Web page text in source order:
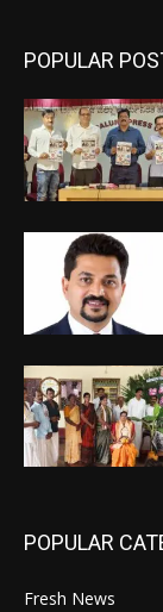
POPULAR
POPULAR
Fresh News